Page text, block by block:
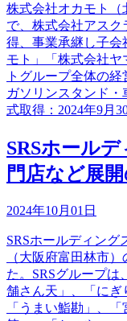
株式会社オカモト（
で、株式会社アスク
得、事業承継し子会
モト」「株式会社
トグループ全体の
ガソリンスタンド
式取得：2024年9月
SRSホール
門店など展
2024年10月01日
SRSホールディング
（大阪府富田林市
た。SRSグループ
舗さん天」、「にぎ
「うまい鮨勘」、